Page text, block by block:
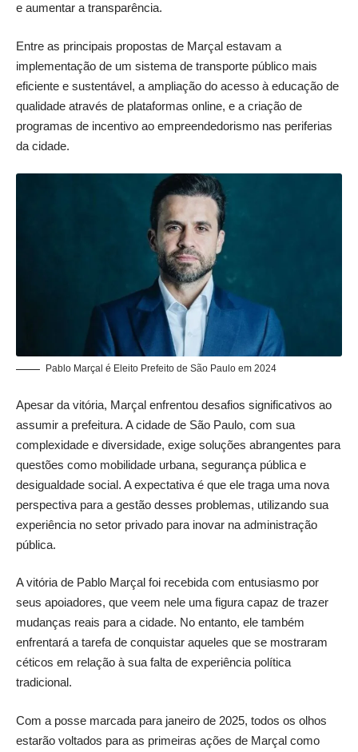
e aumentar a transparência.
Entre as principais propostas de Marçal estavam a
implementação de um sistema de transporte público mais
eficiente e sustentável, a ampliação do acesso à educação de
qualidade através de plataformas online, e a criação de
programas de incentivo ao empreendedorismo nas periferias
da cidade.
Pablo Marçal é Eleito Prefeito de São Paulo em 2024
Apesar da vitória, Marçal enfrentou desafios significativos ao
assumir a prefeitura. A cidade de São Paulo, com sua
complexidade e diversidade, exige soluções abrangentes para
questões como mobilidade urbana, segurança pública e
desigualdade social. A expectativa é que ele traga uma nova
perspectiva para a gestão desses problemas, utilizando sua
experiência no setor privado para inovar na administração
pública.
A vitória de Pablo Marçal foi recebida com entusiasmo por
seus apoiadores, que veem nele uma figura capaz de trazer
mudanças reais para a cidade. No entanto, ele também
enfrentará a tarefa de conquistar aqueles que se mostraram
céticos em relação à sua falta de experiência política
tradicional.
Com a posse marcada para janeiro de 2025, todos os olhos
estarão voltados para as primeiras ações de Marçal como